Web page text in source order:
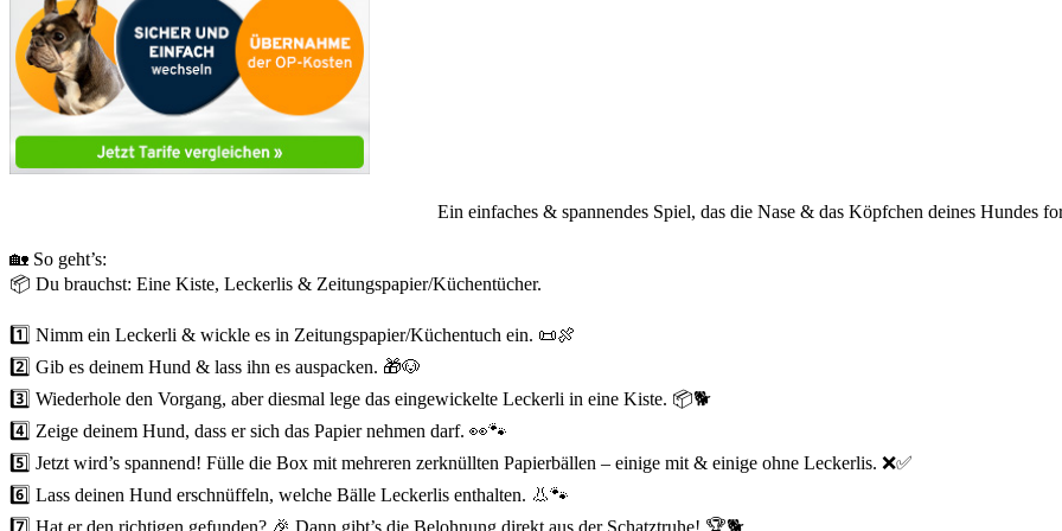
Ein einfaches & spannendes Spiel, das die Nase & das Köpfchen deines Hundes
🏡 So geht’s:
📦 Du brauchst: Eine Kiste, Leckerlis & Zeitungspapier/Küchentücher.
1️⃣ Nimm ein Leckerli & wickle es in Zeitungspapier/Küchentuch ein. 📜🍖
2️⃣ Gib es deinem Hund & lass ihn es auspacken. 🎁🐶
3️⃣ Wiederhole den Vorgang, aber diesmal lege das eingewickelte Leckerli in eine Kiste. 📦🐕
4️⃣ Zeige deinem Hund, dass er sich das Papier nehmen darf. 👀🐾
5️⃣ Jetzt wird’s spannend! Fülle die Box mit mehreren zerknüllten Papierbällen – einige mit & einige ohne Leckerlis. ❌✅
6️⃣ Lass deinen Hund erschnüffeln, welche Bälle Leckerlis enthalten. 👃🐾
7️⃣ Hat er den richtigen gefunden? 🎉 Dann gibt’s die Belohnung direkt aus der Schatztruhe! 🏆🐕